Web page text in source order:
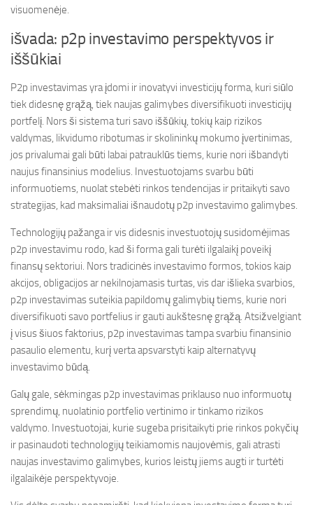
visuomenėje.
išvada: p2p investavimo perspektyvos ir
iššūkiai
P2p investavimas yra įdomi ir inovatyvi investicijų forma, kuri siūlo
tiek didesnę grąžą, tiek naujas galimybes diversifikuoti investicijų
portfelį. Nors ši sistema turi savo iššūkių, tokių kaip rizikos
valdymas, likvidumo ribotumas ir skolininkų mokumo įvertinimas,
jos privalumai gali būti labai patrauklūs tiems, kurie nori išbandyti
naujus finansinius modelius. Investuotojams svarbu būti
informuotiems, nuolat stebėti rinkos tendencijas ir pritaikyti savo
strategijas, kad maksimaliai išnaudotų p2p investavimo galimybes.
Technologijų pažanga ir vis didesnis investuotojų susidomėjimas
p2p investavimu rodo, kad ši forma gali turėti ilgalaikį poveikį
finansų sektoriui. Nors tradicinės investavimo formos, tokios kaip
akcijos, obligacijos ar nekilnojamasis turtas, vis dar išlieka svarbios,
p2p investavimas suteikia papildomų galimybių tiems, kurie nori
diversifikuoti savo portfelius ir gauti aukštesnę grąžą. Atsižvelgiant
į visus šiuos faktorius, p2p investavimas tampa svarbiu finansinio
pasaulio elementu, kurį verta apsvarstyti kaip alternatyvų
investavimo būdą.
Galų gale, sėkmingas p2p investavimas priklauso nuo informuotų
sprendimų, nuolatinio portfelio vertinimo ir tinkamo rizikos
valdymo. Investuotojai, kurie sugeba prisitaikyti prie rinkos pokyčių
ir pasinaudoti technologijų teikiamomis naujovėmis, gali atrasti
naujas investavimo galimybes, kurios leistų jiems augti ir turtėti
ilgalaikėje perspektyvoje.